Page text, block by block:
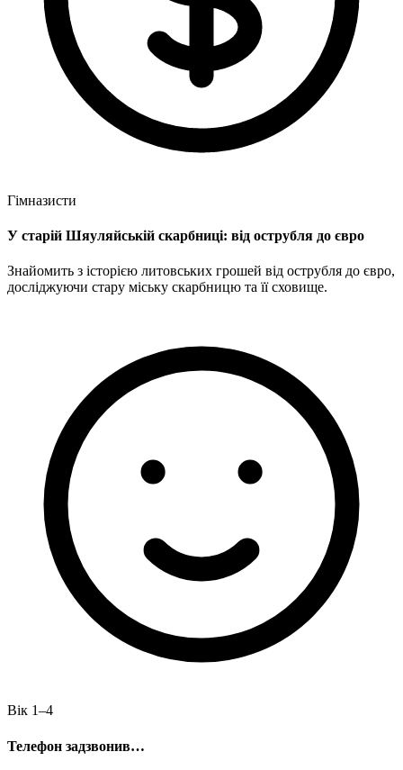
Гімназисти
У старій Шяуляйській скарбниці: від острубля до євро
Знайомить з історією литовських грошей від острубля до євро,
досліджуючи стару міську скарбницю та її сховище.
Вік 1–4
Телефон задзвонив…